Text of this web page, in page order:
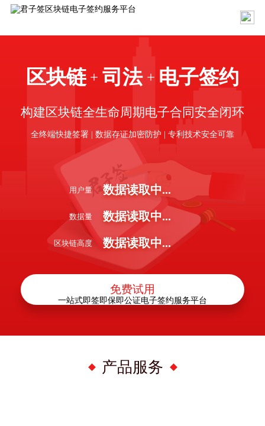
区块链 + 司法 + 电子签约
构建区块链全生命周期电子合同安全闭环
全终端快捷签署 | 数据存证加密防护 | 专利技术安全可靠
用户量 数据读取中...
数据量 数据读取中...
区块链高度 数据读取中...
免费试用
产品服务
一站式即签即保即公证电子签约服务平台